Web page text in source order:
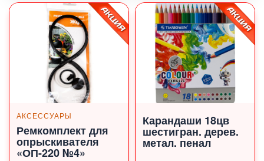
АКСЕССУАРЫ
Ремкомплект для
опрыскивателя
«ОП-220 №4»
Карандаши 18цв
шестигран. дерев.
метал. пенал